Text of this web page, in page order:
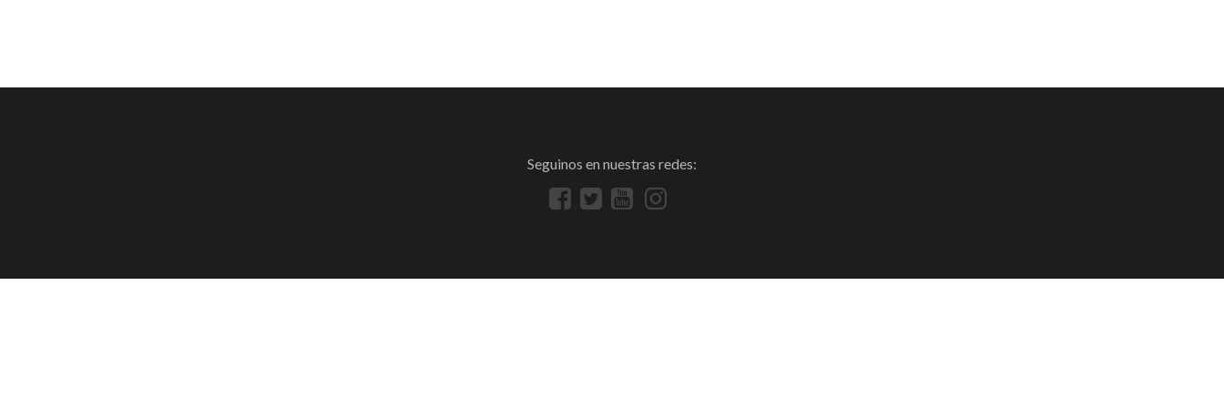
Seguinos en nuestras redes: